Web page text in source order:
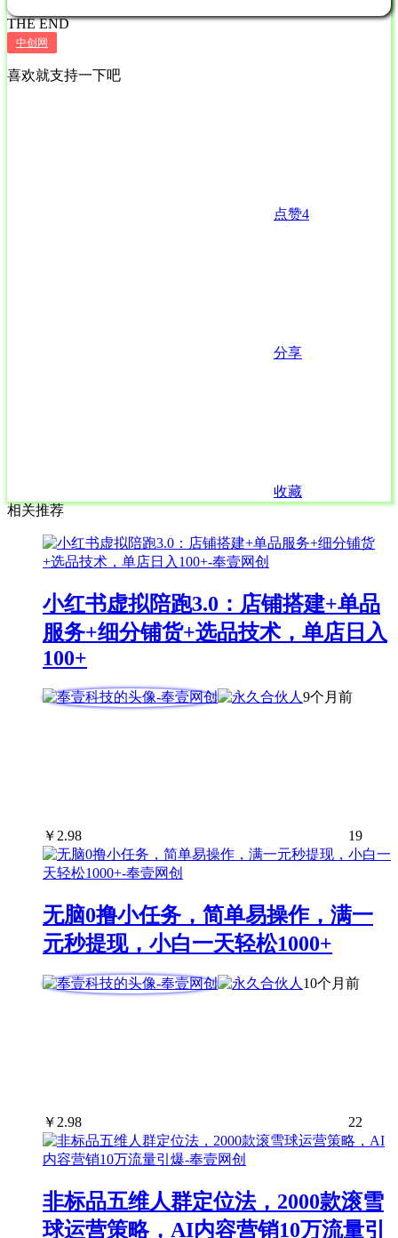
THE END
中创网
喜欢就支持一下吧
点赞4
分享
收藏
相关推荐
小红书虚拟陪跑3.0：店铺搭建+单品
服务+细分铺货+选品技术，单店日入
100+
9个月前
￥ 2.98 19
无脑0撸小任务，简单易操作，满一
元秒提现，小白一天轻松1000+
10个月前
￥2.98 22
非标品五维人群定位法，2000款滚雪
球运营策略，AI内容营销10万流量引